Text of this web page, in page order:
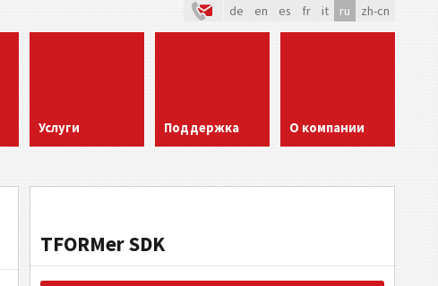
de en es fr it ru zh-cn
Услуги Поддержка О компании
TFORMer SDK